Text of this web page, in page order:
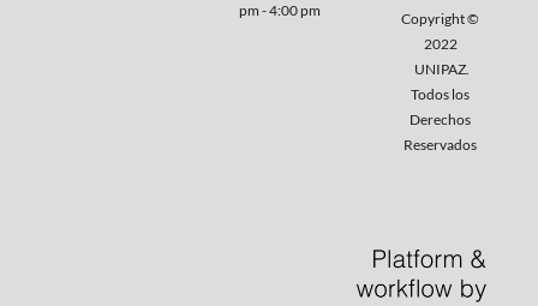
pm - 4:00 pm
Copyright ©
2022
UNIPAZ.
Todos los
Derechos
Reservados